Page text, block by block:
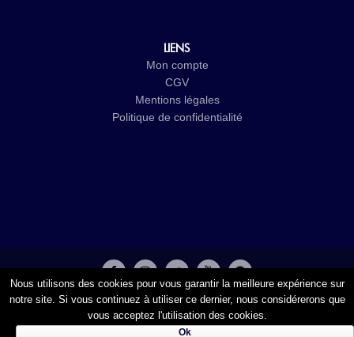
LIENS
Mon compte
CGV
Mentions légales
Politique de confidentialité
© 2017-2026Cristal Groupe-Studio Vitamine - Tous droits
réservés
Nous utilisons des cookies pour vous garantir la meilleure expérience sur
notre site. Si vous continuez à utiliser ce dernier, nous considérerons que
vous acceptez l'utilisation des cookies.
Ok